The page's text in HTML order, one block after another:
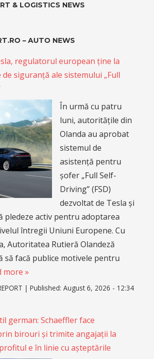
& LOGISTICS NEWS
– AUTO NEWS
regulatorul european ține la
de siguranță ale sistemului „Full
În urmă cu patru
luni, autoritățile din
Olanda au aprobat
sistemul de
asistență pentru
șofer „Full Self-
Driving” (FSD)
dezvoltat de Tesla și
pledeze activ pentru adoptarea
întregii Uniuni Europene. Cu
Autoritatea Rutieră Olandeză
să facă publice motivele pentru
more »
| Published: August 6, 2026 - 12:34
german: Schaeffler face
birouri și trimite angajații la
e în linie cu așteptările